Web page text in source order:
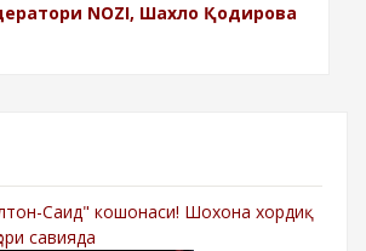
NOZI, Шахло Қодирова
Саид" кошонаси! Шохона хордиқ
савияда